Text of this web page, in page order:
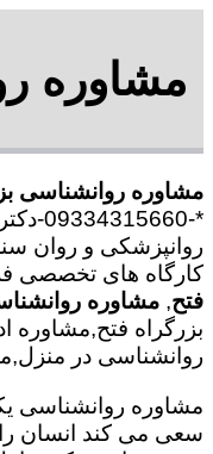
مشاوره
مشاوره روانشناسی
*-
روانپزشکی و روان
کارگاه های تخصصی
فتح, مشاوره
بزرگراه فتح,مشاوره
روانشناسی در
مشاوره روانشناسی
سعی می کند انسان